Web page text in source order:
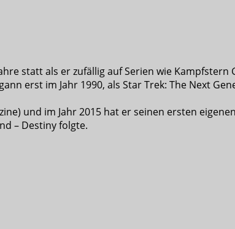
statt als er zufällig auf Serien wie Kampfstern
erst im Jahr 1990, als Star Trek: The Next
und im Jahr 2015 hat er seinen ersten
– Destiny folgte.